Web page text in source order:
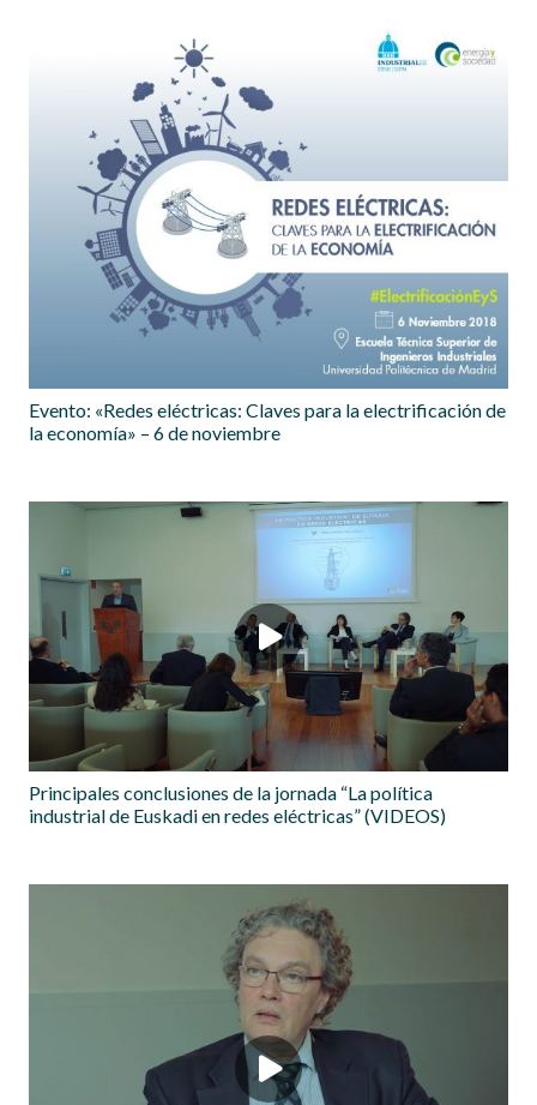
Evento: «Redes eléctricas: Claves para la electrificación de
la economía» – 6 de noviembre
Principales conclusiones de la jornada “La política
industrial de Euskadi en redes eléctricas” (VIDEOS)